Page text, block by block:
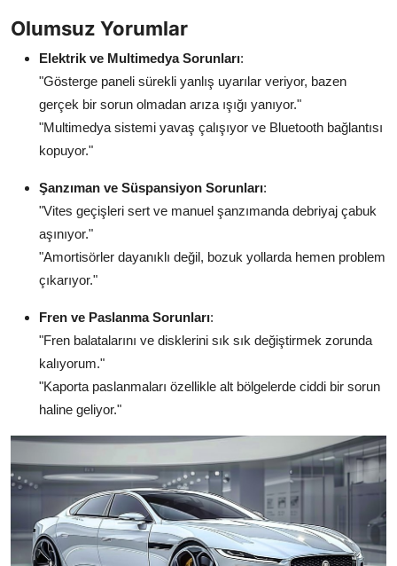
Olumsuz Yorumlar
Elektrik ve Multimedya Sorunları:
"Gösterge paneli sürekli yanlış uyarılar veriyor, bazen
gerçek bir sorun olmadan arıza ışığı yanıyor."
"Multimedya sistemi yavaş çalışıyor ve Bluetooth bağlantısı
kopuyor."
Şanzıman ve Süspansiyon Sorunları:
"Vites geçişleri sert ve manuel şanzımanda debriyaj çabuk
aşınıyor."
"Amortisörler dayanıklı değil, bozuk yollarda hemen problem
çıkarıyor."
Fren ve Paslanma Sorunları:
"Fren balatalarını ve disklerini sık sık değiştirmek zorunda
kalıyorum."
"Kaporta paslanmaları özellikle alt bölgelerde ciddi bir sorun
haline geliyor."